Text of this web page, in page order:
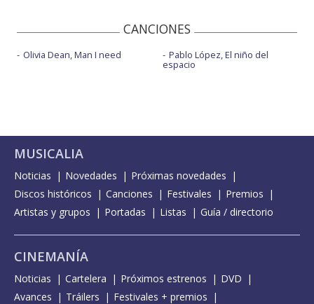
CANCIONES
Olivia Dean, Man I need Pablo López, El niño del
espacio
MUSICALIA
Noticias Novedades
Próximas novedades
Discos históricos
Canciones Festivales
Premios
Artistas y grupos
Portadas Listas Guía / directorio
CINEMANÍA
Noticias Cartelera Próximos estrenos
DVD
Avances
Tráilers
Festivales + premios